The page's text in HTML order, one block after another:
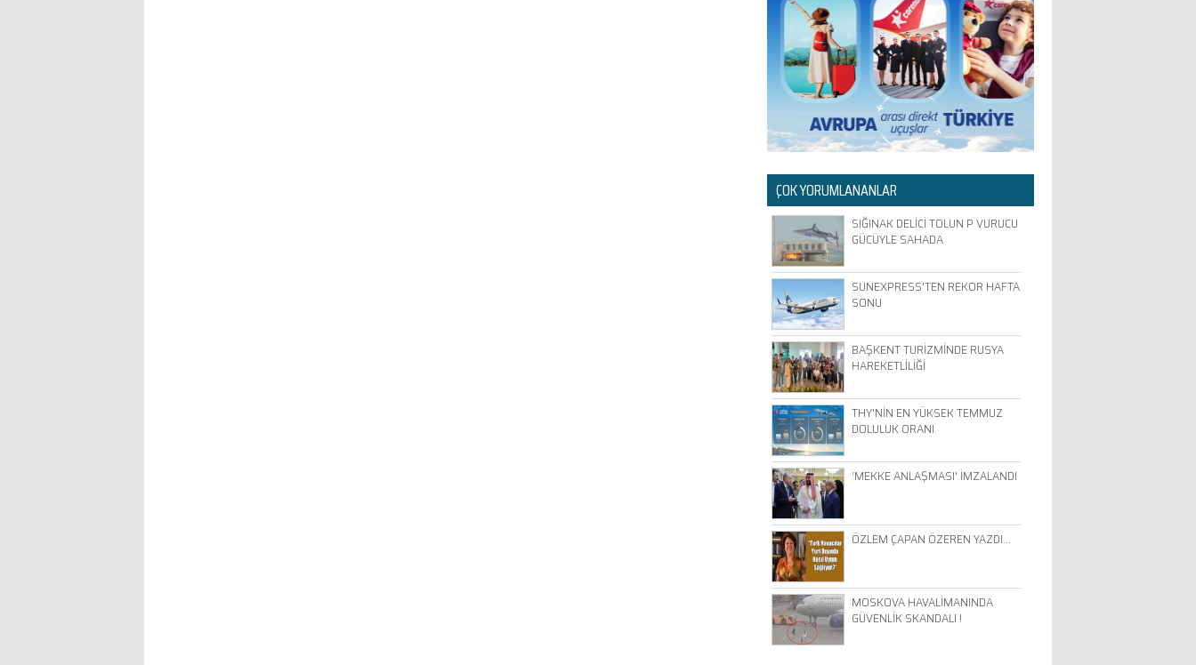
ÇOK YORUMLANANLAR
SIĞINAK DELİCİ TOLUN P VURUCU
GÜCÜYLE SAHADA
SUNEXPRESS'TEN REKOR HAFTA
SONU
BAŞKENT TURİZMİNDE RUSYA
HAREKETLİLİĞİ
THY'NİN EN YÜKSEK TEMMUZ
DOLULUK ORANI
‘MEKKE ANLAŞMASI' İMZALANDI
ÖZLEM ÇAPAN ÖZEREN YAZDI…
MOSKOVA HAVALİMANINDA
GÜVENLİK SKANDALI !